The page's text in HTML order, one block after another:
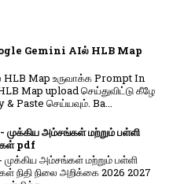
Gemini AIல் HLB Map
Map உருவாக்க Prompt In
Map upload செய்துவிட்டு கீழே
Paste செய்யவும். Ba...
முக்கிய அம்சங்கள் மற்றும் பள்ளி
pdf
முக்கிய அம்சங்கள் மற்றும் பள்ளி
நிதி நிலை அறிக்கை 2026 2027